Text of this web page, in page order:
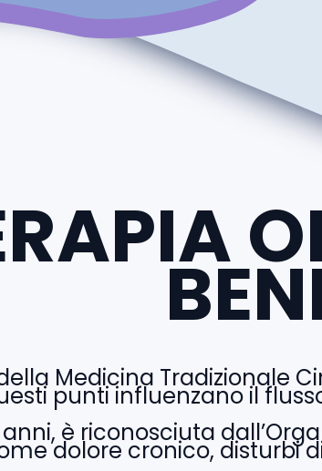
Medicina Tradizionale
punti influenzano il
è riconosciuta
dolore cronico, disturbi